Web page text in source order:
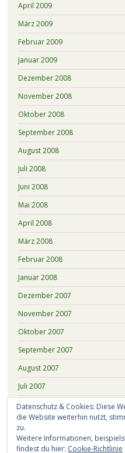
April 2009
März 2009
Februar 2009
Januar 2009
Dezember 2008
November 2008
Oktober 2008
September 2008
August 2008
Juli 2008
Juni 2008
Mai 2008
April 2008
März 2008
Februar 2008
Januar 2008
Dezember 2007
November 2007
Oktober 2007
September 2007
August 2007
Juli 2007
Juni 2007
Mai 2007
April 2007
Datenschutz & Cookies: Diese
die Website weiterhin nutzt,
zu.
Weitere Informationen,
findest du hier: Cookie-Richtlinie